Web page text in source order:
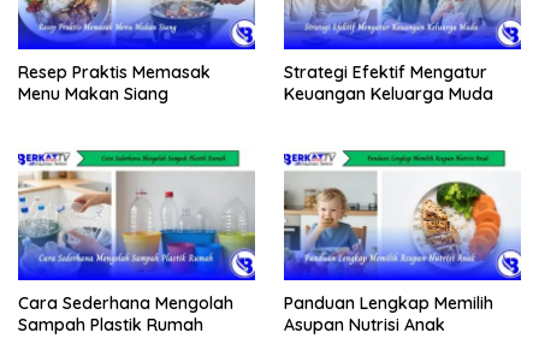
Resep Praktis Memasak
Menu Makan Siang
Strategi Efektif Mengatur
Keuangan Keluarga Muda
Cara Sederhana Mengolah
Sampah Plastik Rumah
Panduan Lengkap Memilih
Asupan Nutrisi Anak